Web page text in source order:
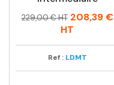
Prix
Prix
229,00 € HT 208,39 €
HT
Ref : LDMT